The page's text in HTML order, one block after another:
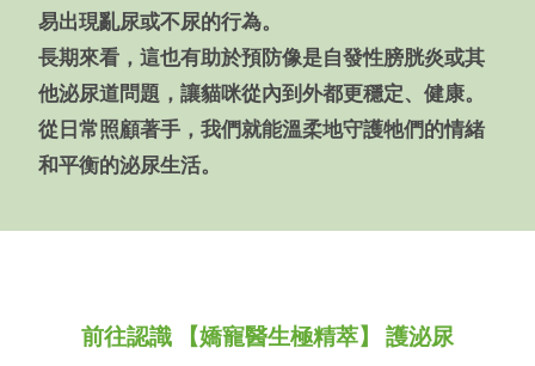
易出現亂尿或不尿的行為。
長期來看，這也有助於預防像是自發性膀胱炎或其
他泌尿道問題，讓貓咪從內到外都更穩定、健康。
從日常照顧著手，我們就能溫柔地守護牠們的情緒
和平衡的泌尿生活。
前往認識 【嬌寵醫生極精萃】 護泌尿